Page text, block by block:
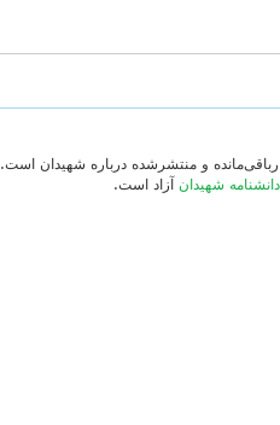
و منتشرشده درباره شهیدان است.
دانشنامه شهیدان آزاد است.